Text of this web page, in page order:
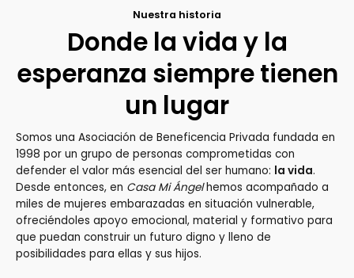
Nuestra historia
Donde la vida y la
esperanza siempre tienen
un lugar
Somos una Asociación de Beneficencia Privada fundada en
1998 por un grupo de personas comprometidas con
defender el valor más esencial del ser humano: la vida.
Desde entonces, en Casa Mi Ángelhemos acompañado a
miles de mujeres embarazadas en situación vulnerable,
ofreciéndoles apoyo emocional, material y formativo para
que puedan construir un futuro digno y lleno de
posibilidades para ellas y sus hijos.